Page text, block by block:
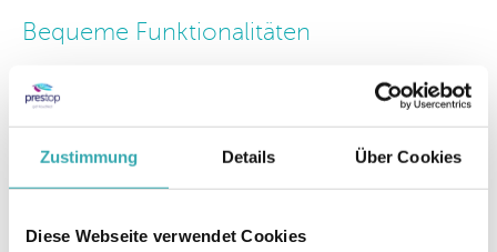
Zustimmung Details Über Cookies
Diese Webseite verwendet Cookies
Bequeme Funktionalitäten
Neben der Ästhetik bietet der Luminant DUO
Bestellkiosk auch einige praktische Funktionen,
die den Bestellvorgang vereinfachen. So gibt es
zum Beispiel eine Halterung für Tischschilder, auf
denen die Kunden bei der Bestellung einfach ihre
können die Kunden mit einem integrierten